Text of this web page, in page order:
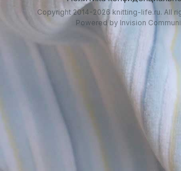
Copyright 2014-2026 knitting-life.ru. All
Powered by Invision